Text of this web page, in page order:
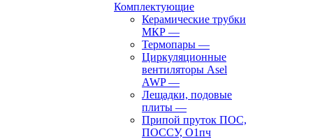
Комплектующие
Керамические трубки
МКР —
Термопары —
Циркуляционные
вентиляторы Asel
AWP—
Лещадки, подовые
плиты —
Припой пруток ПОС,
ПОССУ, О1пч